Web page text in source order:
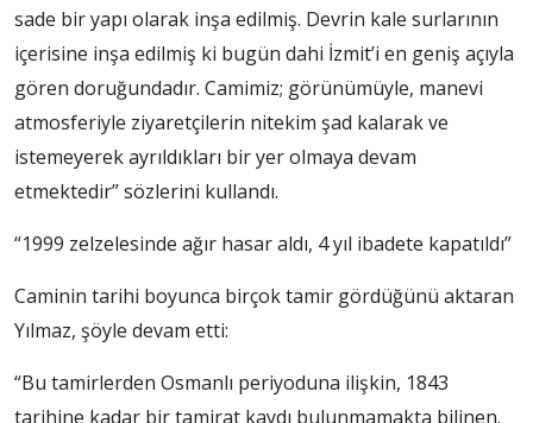
sade bir yapı olarak inşa edilmiş. Devrin kale surlarının
içerisine inşa edilmiş ki bugün dahi İzmit’i en geniş açıyla
gören doruğundadır. Camimiz; görünümüyle, manevi
atmosferiyle ziyaretçilerin nitekim şad kalarak ve
istemeyerek ayrıldıkları bir yer olmaya devam
etmektedir” sözlerini kullandı.
“1999 zelzelesinde ağır hasar aldı, 4 yıl ibadete kapatıldı”
Caminin tarihi boyunca birçok tamir gördüğünü aktaran
Yılmaz, şöyle devam etti:
“Bu tamirlerden Osmanlı periyoduna ilişkin, 1843
tarihine kadar bir tamirat kaydı bulunmamakta bilinen.